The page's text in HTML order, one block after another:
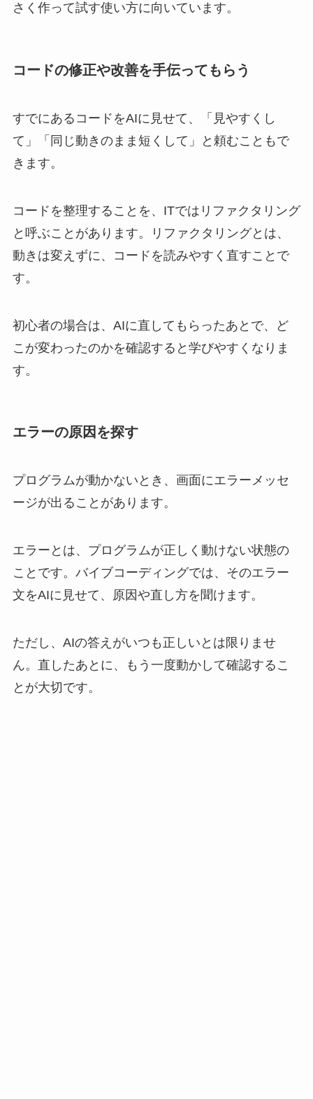
さく作って試す使い方に向いています。
コードの修正や改善を手伝ってもらう
すでにあるコードをAIに見せて、「見やすくし
て」「同じ動きのまま短くして」と頼むこともで
きます。
コードを整理することを、ITではリファクタリング
と呼ぶことがあります。リファクタリングとは、
動きは変えずに、コードを読みやすく直すことで
す。
初心者の場合は、AIに直してもらったあとで、ど
こが変わったのかを確認すると学びやすくなりま
す。
エラーの原因を探す
プログラムが動かないとき、画面にエラーメッセ
ージが出ることがあります。
エラーとは、プログラムが正しく動けない状態の
ことです。バイブコーディングでは、そのエラー
文をAIに見せて、原因や直し方を聞けます。
ただし、AIの答えがいつも正しいとは限りませ
ん。直したあとに、もう一度動かして確認するこ
とが大切です。